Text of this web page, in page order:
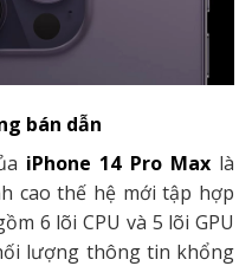
bán dẫn
iPhone 14 Pro Maxlà
cao thế hệ mới tập hợp
6 lõi CPU và 5 lõi GPU
lượng thông tin khổng